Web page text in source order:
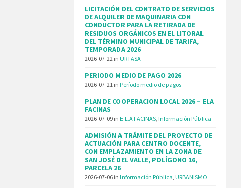
LICITACIÓN DEL CONTRATO DE SERVICIOS
DE ALQUILER DE MAQUINARIA CON
CONDUCTOR PARA LA RETIRADA DE
RESIDUOS ORGÁNICOS EN EL LITORAL
DEL TÉRMINO MUNICIPAL DE TARIFA,
TEMPORADA 2026
2026-07-22 inURTASA
PERIODO MEDIO DE PAGO 2026
2026-07-21 inPeríodo medio de pagos
PLAN DE COOPERACION LOCAL 2026 – ELA
FACINAS
2026-07-09 inE.L.A FACINAS ,Información Pública
ADMISIÓN A TRÁMITE DEL PROYECTO DE
ACTUACIÓN PARA CENTRO DOCENTE,
CON EMPLAZAMIENTO EN LA ZONA DE
SAN JOSÉ DEL VALLE, POLÍGONO 16,
PARCELA 26
2026-07-06 inInformación Pública ,URBANISMO